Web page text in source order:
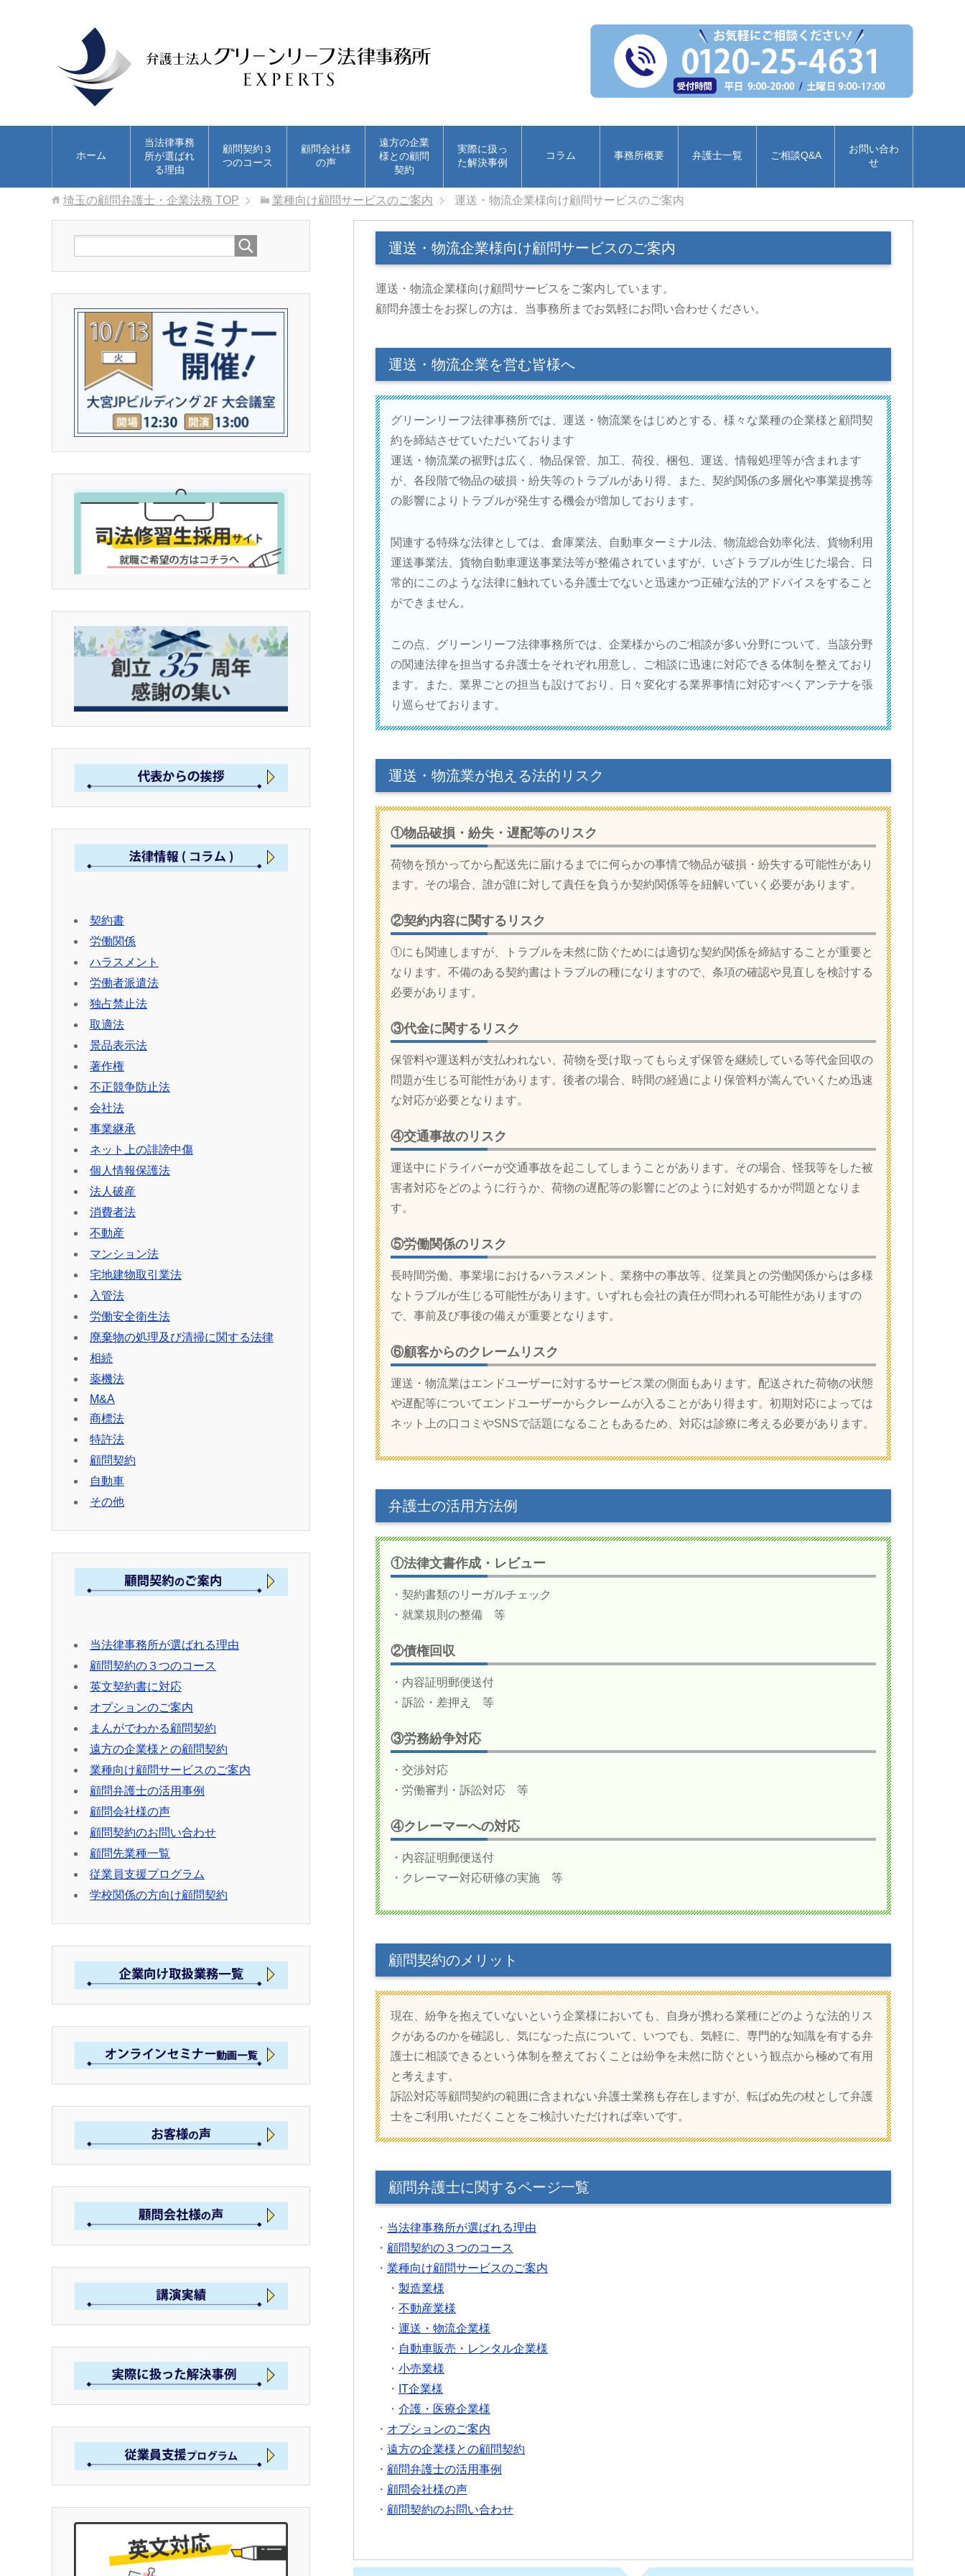
ホーム
当法律事務
所が選ばれ
る理由
顧問契約３
つのコース
顧問会社様
の声
遠方の企業
様との顧問
契約
実際に扱っ
た解決事例
コラム 事務所概要 弁護士一覧 ご相談Q&A
お問い合わ
せ
埼玉の顧問弁護士・企業法務 TOP 業種向け顧問サービスのご案内 運送・物流企業様向け顧問サービスのご案内
運送・物流企業様向け顧問サービスのご案内
運送・物流企業様向け顧問サービスをご案内しています。
顧問弁護士をお探しの方は、当事務所までお気軽にお問い合わせください。
運送・物流企業を営む皆様へ
グリーンリーフ法律事務所では、運送・物流業をはじめとする、様々な業種の企業様と顧問契
約を締結させていただいております
運送・物流業の裾野は広く、物品保管、加工、荷役、梱包、運送、情報処理等が含まれます
が、各段階で物品の破損・紛失等のトラブルがあり得、また、契約関係の多層化や事業提携等
の影響によりトラブルが発生する機会が増加しております。
関連する特殊な法律としては、倉庫業法、自動車ターミナル法、物流総合効率化法、貨物利用
運送事業法、貨物自動車運送事業法等が整備されていますが、いざトラブルが生じた場合、日
常的にこのような法律に触れている弁護士でないと迅速かつ正確な法的アドバイスをすること
ができません。
この点、グリーンリーフ法律事務所では、企業様からのご相談が多い分野について、当該分野
の関連法律を担当する弁護士をそれぞれ用意し、ご相談に迅速に対応できる体制を整えており
ます。また、業界ごとの担当も設けており、日々変化する業界事情に対応すべくアンテナを張
り巡らせております。
運送・物流業が抱える法的リスク
①物品破損・紛失・遅配等のリスク
荷物を預かってから配送先に届けるまでに何らかの事情で物品が破損・紛失する可能性があり
ます。その場合、誰が誰に対して責任を負うか契約関係等を紐解いていく必要があります。
②契約内容に関するリスク
①にも関連しますが、トラブルを未然に防ぐためには適切な契約関係を締結することが重要と
なります。不備のある契約書はトラブルの種になりますので、条項の確認や見直しを検討する
必要があります。
③代金に関するリスク
保管料や運送料が支払われない、荷物を受け取ってもらえず保管を継続している等代金回収の
問題が生じる可能性があります。後者の場合、時間の経過により保管料が嵩んでいくため迅速
な対応が必要となります。
④交通事故のリスク
運送中にドライバーが交通事故を起こしてしまうことがあります。その場合、怪我等をした被
害者対応をどのように行うか、荷物の遅配等の影響にどのように対処するかが問題となりま
す。
⑤労働関係のリスク
長時間労働、事業場におけるハラスメント、業務中の事故等、従業員との労働関係からは多様
なトラブルが生じる可能性があります。いずれも会社の責任が問われる可能性がありますの
で、事前及び事後の備えが重要となります。
⑥顧客からのクレームリスク
運送・物流業はエンドユーザーに対するサービス業の側面もあります。配送された荷物の状態
や遅配等についてエンドユーザーからクレームが入ることがあり得ます。初期対応によっては
ネット上の口コミやSNSで話題になることもあるため、対応は診療に考える必要があります。
弁護士の活用方法例
①法律文書作成・レビュー
・契約書類のリーガルチェック
・就業規則の整備 等
②債権回収
・内容証明郵便送付
・訴訟・差押え 等
③労務紛争対応
・交渉対応
・労働審判・訴訟対応 等
④クレーマーへの対応
・内容証明郵便送付
・クレーマー対応研修の実施 等
顧問契約のメリット
現在、紛争を抱えていないという企業様においても、自身が携わる業種にどのような法的リス
クがあるのかを確認し、気になった点について、いつでも、気軽に、専門的な知識を有する弁
護士に相談できるという体制を整えておくことは紛争を未然に防ぐという観点から極めて有用
と考えます。
訴訟対応等顧問契約の範囲に含まれない弁護士業務も存在しますが、転ばぬ先の杖として弁護
士をご利用いただくことをご検討いただければ幸いです。
顧問弁護士に関するページ一覧
・ 当法律事務所が選ばれる理由
・ 顧問契約の３つのコース
・ 業種向け顧問サービスのご案内
・ 製造業様
・ 不動産業様
・ 運送・物流企業様
・ 自動車販売・レンタル企業様
・ 小売業様
・ IT企業様
・ 介護・医療企業様
・ オプションのご案内
・ 遠方の企業様との顧問契約
・ 顧問弁護士の活用事例
・ 顧問会社様の声
・ 顧問契約のお問い合わせ
契約書
労働関係
ハラスメント
労働者派遣法
独占禁止法
取適法
景品表示法
著作権
不正競争防止法
会社法
事業継承
ネット上の誹謗中傷
個人情報保護法
法人破産
消費者法
不動産
マンション法
宅地建物取引業法
入管法
労働安全衛生法
廃棄物の処理及び清掃に関する法律
相続
薬機法
M&A
商標法
特許法
顧問契約
自動車
その他
当法律事務所が選ばれる理由
顧問契約の３つのコース
英文契約書に対応
オプションのご案内
まんがでわかる顧問契約
遠方の企業様との顧問契約
業種向け顧問サービスのご案内
顧問弁護士の活用事例
顧問会社様の声
顧問契約のお問い合わせ
顧問先業種一覧
従業員支援プログラム
学校関係の方向け顧問契約